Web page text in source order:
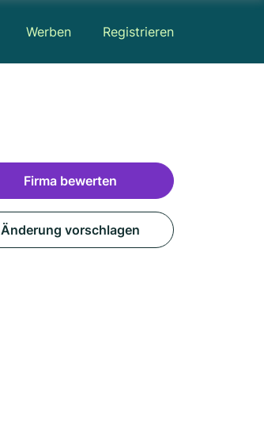
Werben Registrieren
Firma bewerten
Änderung vorschlagen